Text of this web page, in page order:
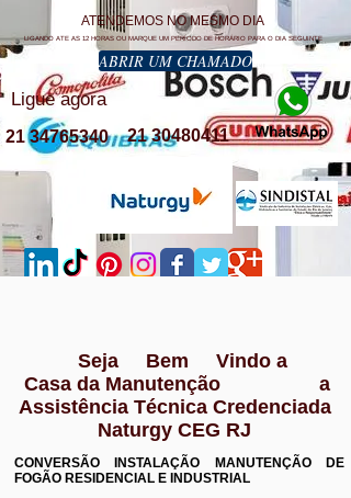
ATENDEMOS NO MESMO DIA
LIGANDO ATE AS 12 HORAS OU MARQUE UM PERÍODO DE HORÁRIO PARA O DIA SEGUINTE
ABRIR UM CHAMADO
Ligue agora
21 30480411
21 34765340
Seja Bem Vindo a
Casa da Manutenção a
Assistência Técnica Credenciada
Naturgy CEG RJ
CONVERSÃO INSTALAÇÃO MANUTENÇÃO DE
FOGÃO RESIDENCIAL E INDUSTRIAL